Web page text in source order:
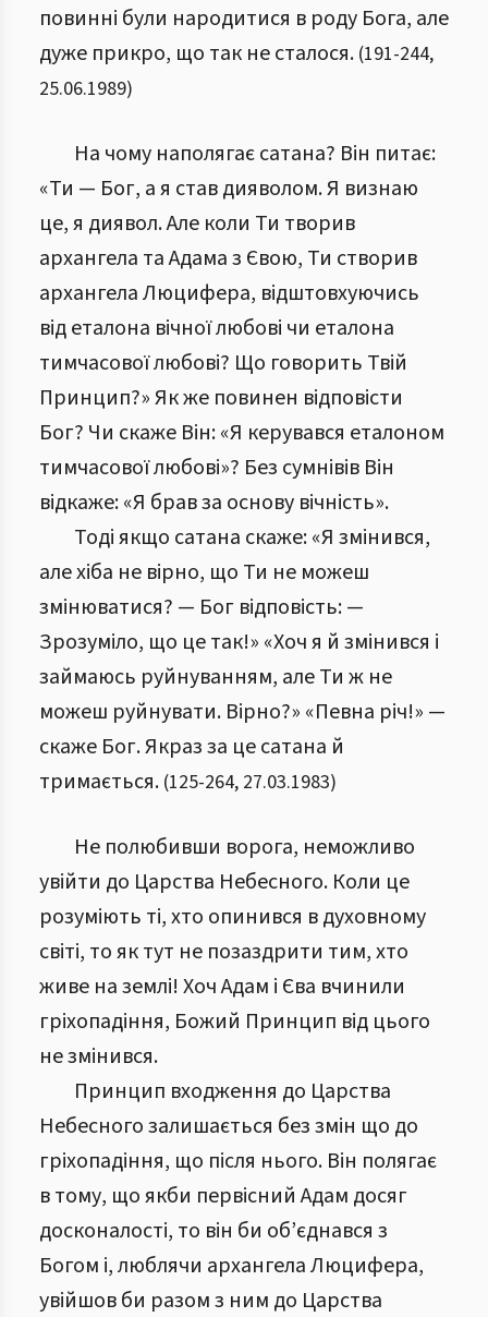
повинні були народитися в роду Бога, але
дуже прикро, що так не сталося. (191-244,
25.06.1989)
На чому наполягає сатана? Він питає:
«Ти — Бог, а я став дияволом. Я визнаю
це, я диявол. Але коли Ти творив
архангела та Адама з Євою, Ти створив
архангела Люцифера, відштовхуючись
від еталона вічної любові чи еталона
тимчасової любові? Що говорить Твій
Принцип?» Як же повинен відповісти
Бог? Чи скаже Він: «Я керувався еталоном
тимчасової любові»? Без сумнівів Він
відкаже: «Я брав за основу вічність».
Тоді якщо сатана скаже: «Я змінився,
але хіба не вірно, що Ти не можеш
змінюватися? — Бог відповість: —
Зрозуміло, що це так!» «Хоч я й змінився і
займаюсь руйнуванням, але Ти ж не
можеш руйнувати. Вірно?» «Певна річ!» —
скаже Бог. Якраз за це сатана й
тримається. (125-264, 27.03.1983)
Не полюбивши ворога, неможливо
увійти до Царства Небесного. Коли це
розуміють ті, хто опинився в духовному
світі, то як тут не позаздрити тим, хто
живе на землі! Хоч Адам і Єва вчинили
гріхопадіння, Божий Принцип від цього
не змінився.
Принцип входження до Царства
Небесного залишається без змін що до
гріхопадіння, що після нього. Він полягає
в тому, що якби первісний Адам досяг
досконалості, то він би об’єднався з
Богом і, люблячи архангела Люцифера,
увійшов би разом з ним до Царства